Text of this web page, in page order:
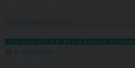
DOCUMENTI S.E. REV.MA MONS.
30 AGOSTO 2006